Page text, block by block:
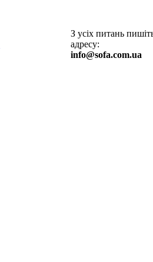
З усіх питань
адресу:
info@sofa.com.ua